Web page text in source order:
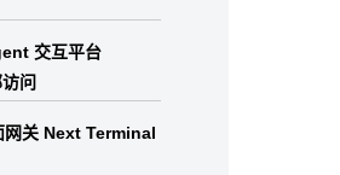
交互平台
问
网关 Next Terminal